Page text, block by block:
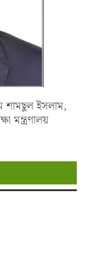
শামছুল ইসলাম,
মন্ত্রণালয়